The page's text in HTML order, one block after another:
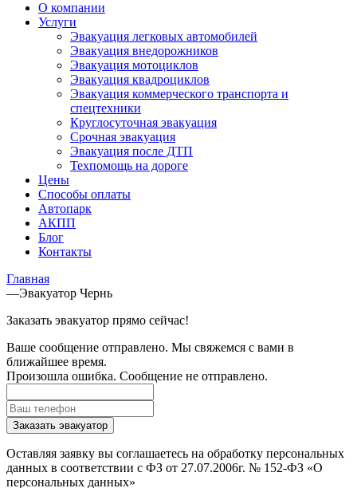
О компании
Услуги
Эвакуация легковых автомобилей
Эвакуация внедорожников
Эвакуация мотоциклов
Эвакуация квадроциклов
Эвакуация коммерческого транспорта и
спецтехники
Круглосуточная эвакуация
Срочная эвакуация
Эвакуация после ДТП
Техпомощь на дороге
Цены
Способы оплаты
Автопарк
АКПП
Блог
Контакты
Главная
—Эвакуатор Чернь
Заказать эвакуатор прямо сейчас!
Ваше сообщение отправлено. Мы свяжемся с вами в
ближайшее время.
Произошла ошибка. Сообщение не отправлено.
Заказать эвакуатор
Оставляя заявку вы соглашаетесь на обработку персональных
данных в соответствии с ФЗ от 27.07.2006г. № 152-ФЗ «О
персональных данных»